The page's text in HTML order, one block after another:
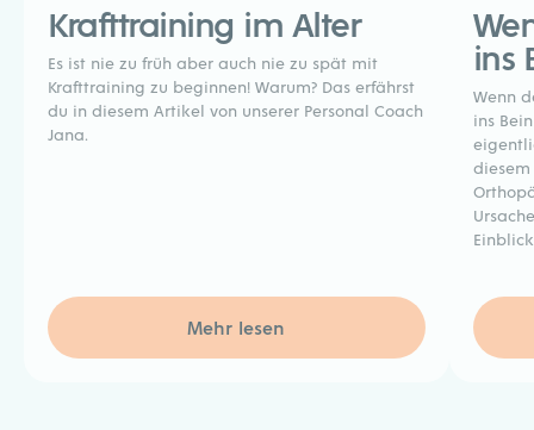
Krafttraining im Alter
Es ist nie zu früh aber auch nie zu spät mit
Krafttraining zu beginnen! Warum? Das erfährst
du in diesem Artikel von unserer Personal Coach
Jana.
Mehr lesen
ins
Wenn
ins
diesem